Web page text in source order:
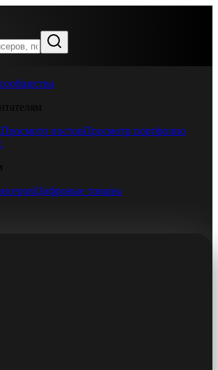
Просмотр постовПросмотр портфолио
Цифровые товары